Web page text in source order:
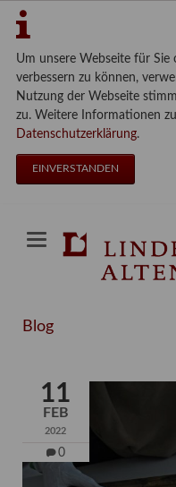
Um unsere Webseite für
verbessern zu können,
Nutzung der Webseite
zu. Weitere Informationen
Datenschutzerklärung.
EINVERSTANDEN
Blog
11
FEB
2022
0